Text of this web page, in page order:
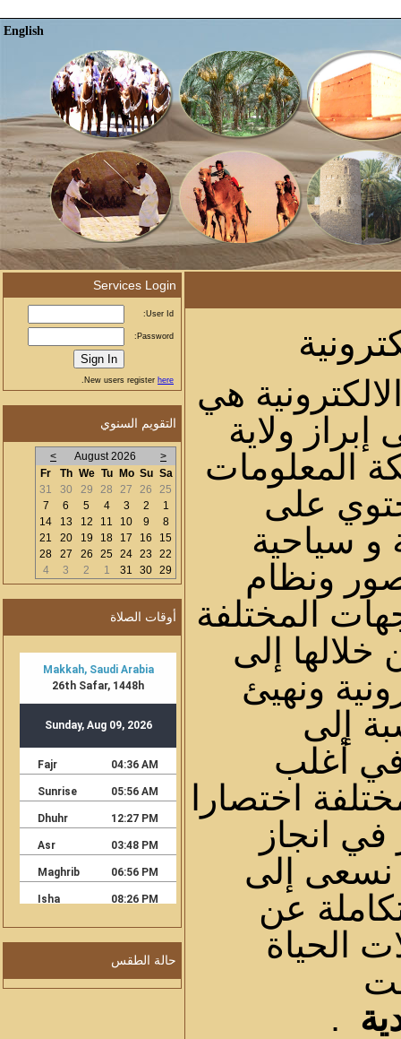
English
هي
ولاية
المعلومات
على
و سياحية
ونظام
المختلفة
إلى
ونهيئ
إلى
في أغلب
اختصارا
انجاز
نسعى إلى
عن
الحياة
.
Services Login
User Id:
Password:
here
.
التقويم السنوي
<
August 2026
>
Sa
Su
Mo
Tu
We
Th
Fr
25
26
27
28
29
30
31
1
2
3
4
5
6
7
8
9
10
11
12
13
14
15
16
17
18
19
20
21
22
23
24
25
26
27
28
29
30
31
1
2
3
4
أوقات الصلاة
حالة الطقس